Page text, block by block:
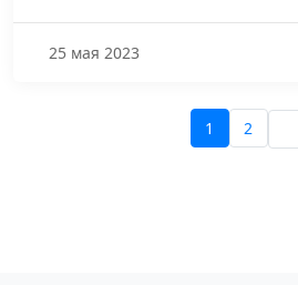
25 мая 2023
1 2